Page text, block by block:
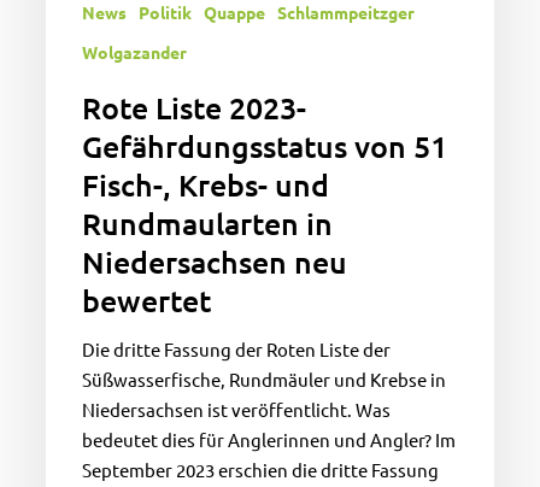
News
Politik Quappe Schlammpeitzger
Wolgazander
Rote Liste 2023-
Gefährdungsstatus von 51
Fisch-, Krebs- und
Rundmaularten in
Niedersachsen neu
bewertet
Die dritte Fassung der Roten Liste der
Süßwasserfische, Rundmäuler und Krebse in
Niedersachsen ist veröffentlicht. Was
bedeutet dies für Anglerinnen und Angler? Im
September 2023 erschien die dritte Fassung